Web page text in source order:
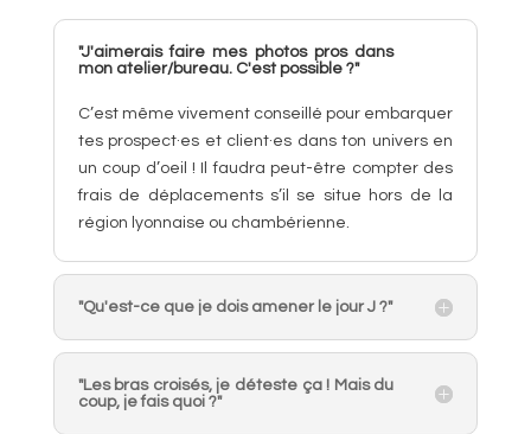
"J'aimerais faire mes photos pros dans
mon atelier/bureau. C'est possible ?"
C’est même vivement conseillé pour embarquer
tes prospect·es et client·es dans ton univers en
un coup d’oeil ! Il faudra peut-être compter des
frais de déplacements s’il se situe hors de la
région lyonnaise ou chambérienne.
"Qu'est-ce que je dois amener le jour J ?"
"Les bras croisés, je déteste ça ! Mais du
coup, je fais quoi ?"